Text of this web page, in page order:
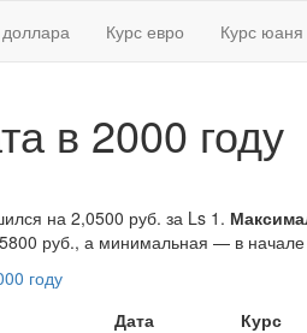
Курс евро Курс юаня
в 2000 году
на 2,0500 руб. за Ls 1.
руб., а минимальная — в
году
Дата
Курс